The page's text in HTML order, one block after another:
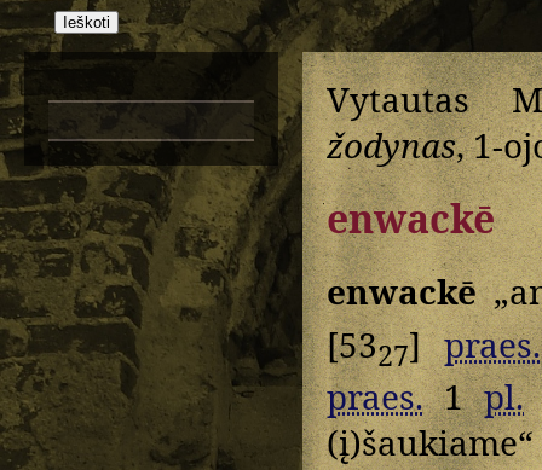
Vytautas
žodynas, 1-
enwackē
enwackē
[5327]praes.
praes.1pl.